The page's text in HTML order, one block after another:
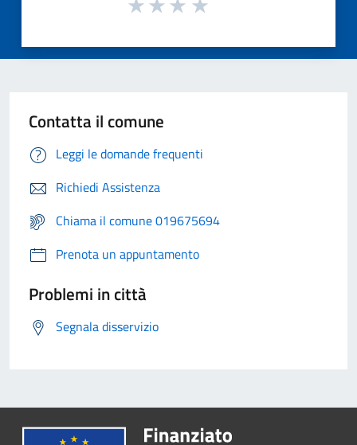
Contatta il comune
Leggi le domande frequenti
Richiedi Assistenza
Chiama il comune 019675694
Prenota un appuntamento
Problemi in città
Segnala disservizio